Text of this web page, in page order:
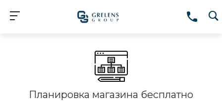
Планировка магазина бесплатно